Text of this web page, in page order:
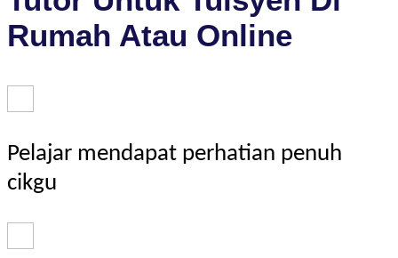
Rumah Atau Online
Pelajar mendapat perhatian penuh
cikgu